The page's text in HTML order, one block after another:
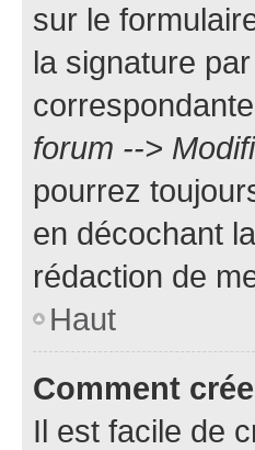
sur le
la signature
forum -->
pourrez
en décochant
rédaction de
Haut
Comment
Il est facile de